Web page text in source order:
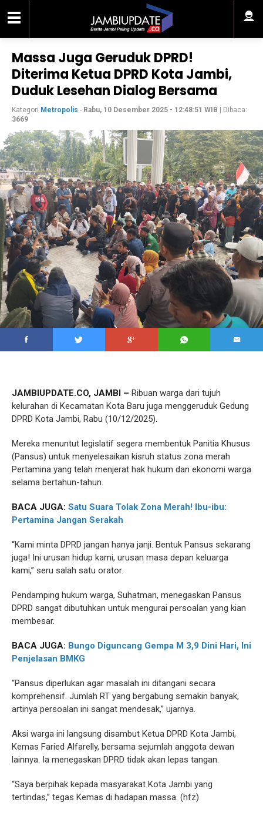
Massa Juga Geruduk DPRD!
Diterima Ketua DPRD Kota Jambi,
Duduk Lesehan Dialog Bersama
Kategori Metropolis - Rabu, 10 Desember 2025 - 12:48:51 WIB | Dibaca:
3669
JAMBIUPDATE.CO, JAMBI – Ribuan warga dari tujuh
kelurahan di Kecamatan Kota Baru juga menggeruduk Gedung
DPRD Kota Jambi, Rabu (10/12/2025).
Mereka menuntut legislatif segera membentuk Panitia Khusus
(Pansus) untuk menyelesaikan kisruh status zona merah
Pertamina yang telah menjerat hak hukum dan ekonomi warga
selama bertahun-tahun.
BACA JUGA: Satu Suara Tolak Zona Merah! Ibu-ibu:
Pertamina Jangan Serakah
“Kami minta DPRD jangan hanya janji. Bentuk Pansus sekarang
juga! Ini urusan hidup kami, urusan masa depan keluarga
kami,” seru salah satu orator.
Pendamping hukum warga, Suhatman, menegaskan Pansus
DPRD sangat dibutuhkan untuk mengurai persoalan yang kian
membesar.
BACA JUGA: Bungo Diguncang Gempa M 3,9 Dini Hari, Ini
Penjelasan BMKG
“Pansus diperlukan agar masalah ini ditangani secara
komprehensif. Jumlah RT yang bergabung semakin banyak,
artinya persoalan ini sangat mendesak,” ujarnya.
Aksi warga ini langsung disambut Ketua DPRD Kota Jambi,
Kemas Faried Alfarelly, bersama sejumlah anggota dewan
lainnya. Ia menegaskan DPRD tidak akan lepas tangan.
“Saya berpihak kepada masyarakat Kota Jambi yang
tertindas,” tegas Kemas di hadapan massa. (hfz)